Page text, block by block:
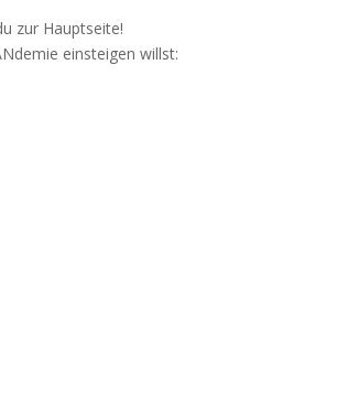
zur Hauptseite!
ein­stei­gen willst: